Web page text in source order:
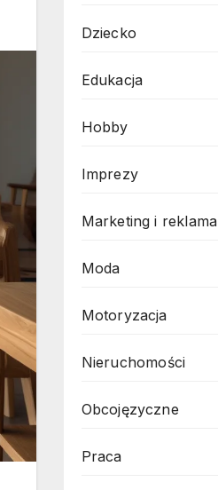
Dziecko
Edukacja
Hobby
Imprezy
Marketing i reklama
Moda
Motoryzacja
Nieruchomości
Obcojęzyczne
Praca